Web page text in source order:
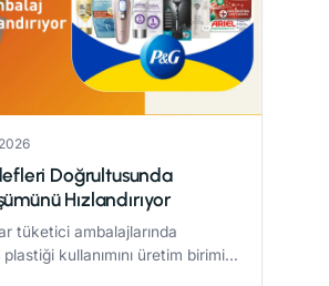
Doğrultusunda
Hızlandırıyor
tüketici ambalajlarında
kullanımını üretim birimi